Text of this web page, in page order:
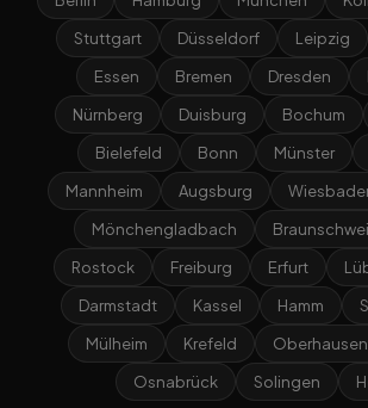
Stuttgart
Düsseldorf Leipzig
Essen
Bremen Dresden
Nürnberg
Duisburg Bochum
Bielefeld
Bonn Münster
Mannheim
Augsburg
Mönchengladbach
Rostock
Freiburg Erfurt
Darmstadt
Kassel Hamm
Mülheim
Krefeld Oberhausen
Osnabrück
Solingen